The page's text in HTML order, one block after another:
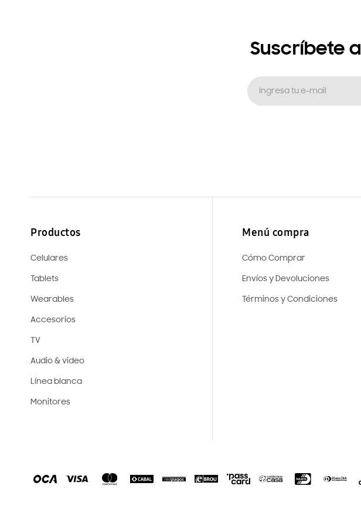
Menú compra
Cómo Comprar
Envíos y Devoluciones
Términos y Condiciones
Productos
Celulares
Tablets
Wearables
Accesorios
TV
Audio & video
Línea blanca
Monitores
Suscríbete